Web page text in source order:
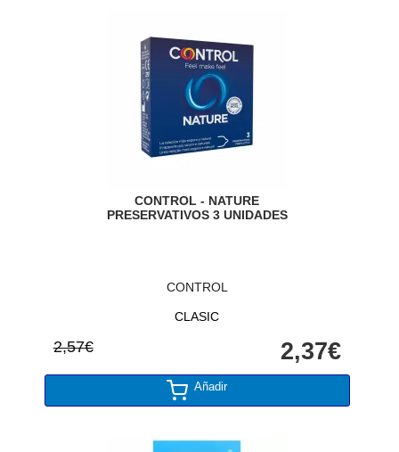
CONTROL - NATURE
PRESERVATIVOS 3 UNIDADES
CONTROL
CLASIC
2,57€ 2,37€
Añadir